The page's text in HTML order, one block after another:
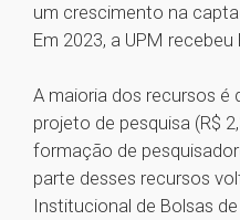
um crescimento na
Em 2023, a UPM recebeu
A maioria dos recursos é
projeto de pesquisa (R$
formação de
parte desses recursos
Institucional de Bolsas